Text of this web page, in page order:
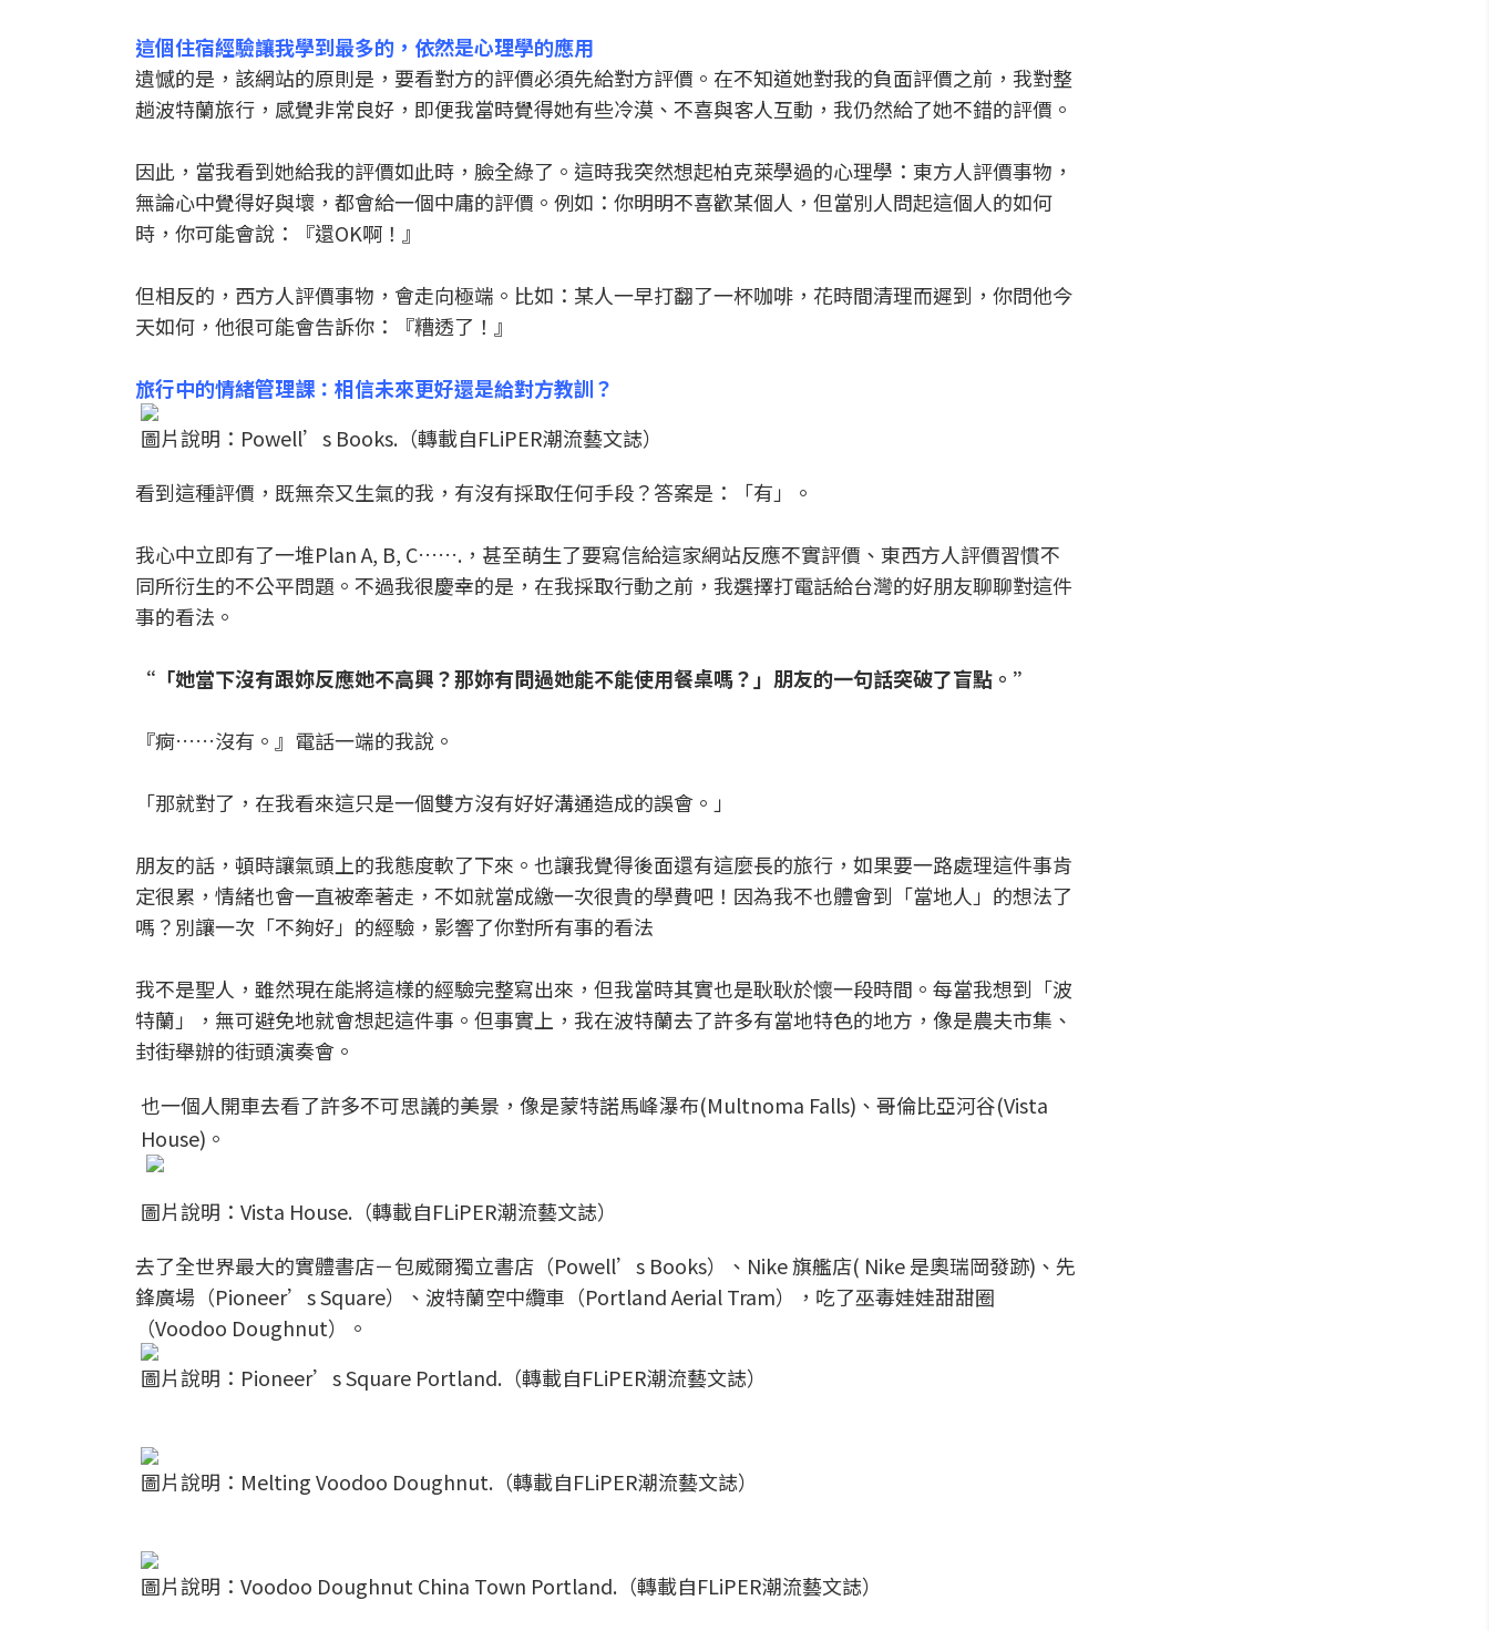
這個住宿經驗讓我學到最多的，依然是心理學的應用
遺憾的是，該網站的原則是，要看對方的評價必須先給對方評價。在不知道她對我的負面評價之前，我對整
趟波特蘭旅行，感覺非常良好，即便我當時覺得她有些冷漠、不喜與客人互動，我仍然給了她不錯的評價。
因此，當我看到她給我的評價如此時，臉全綠了。這時我突然想起柏克萊學過的心理學：東方人評價事物，
無論心中覺得好與壞，都會給一個中庸的評價。例如：你明明不喜歡某個人，但當別人問起這個人的如何
時，你可能會說：『還OK啊！』
但相反的，西方人評價事物，會走向極端。比如：某人一早打翻了一杯咖啡，花時間清理而遲到，你問他今
天如何，他很可能會告訴你：『糟透了！』
旅行中的情緒管理課：相信未來更好還是給對方教訓？
圖片說明：Powell’s Books.（轉載自FLiPER潮流藝文誌）
看到這種評價，既無奈又生氣的我，有沒有採取任何手段？答案是：「有」。
我心中立即有了一堆Plan A, B, C…….，甚至萌生了要寫信給這家網站反應不實評價、東西方人評價習慣不
同所衍生的不公平問題。不過我很慶幸的是，在我採取行動之前，我選擇打電話給台灣的好朋友聊聊對這件
事的看法。
“「她當下沒有跟妳反應她不高興？那妳有問過她能不能使用餐桌嗎？」朋友的一句話突破了盲點。”
『痾……沒有。』電話一端的我說。
「那就對了，在我看來這只是一個雙方沒有好好溝通造成的誤會。」
朋友的話，頓時讓氣頭上的我態度軟了下來。也讓我覺得後面還有這麼長的旅行，如果要一路處理這件事肯
定很累，情緒也會一直被牽著走，不如就當成繳一次很貴的學費吧！因為我不也體會到「當地人」的想法了
嗎？別讓一次「不夠好」的經驗，影響了你對所有事的看法
我不是聖人，雖然現在能將這樣的經驗完整寫出來，但我當時其實也是耿耿於懷一段時間。每當我想到「波
特蘭」，無可避免地就會想起這件事。但事實上，我在波特蘭去了許多有當地特色的地方，像是農夫市集、
封街舉辦的街頭演奏會。
也一個人開車去看了許多不可思議的美景，像是蒙特諾馬峰瀑布(Multnoma Falls)、哥倫比亞河谷(Vista
House)。
圖片說明：Vista House.（轉載自FLiPER潮流藝文誌）
去了全世界最大的實體書店－包威爾獨立書店（Powell’s Books）、Nike 旗艦店( Nike 是奧瑞岡發跡)、先
鋒廣場（Pioneer’s Square）、波特蘭空中纜車（Portland Aerial Tram），吃了巫毒娃娃甜甜圈
（Voodoo Doughnut）。
圖片說明：Pioneer’s Square Portland.（轉載自FLiPER潮流藝文誌）
圖片說明：Melting Voodoo Doughnut.（轉載自FLiPER潮流藝文誌）
圖片說明：Voodoo Doughnut China Town Portland.（轉載自FLiPER潮流藝文誌）